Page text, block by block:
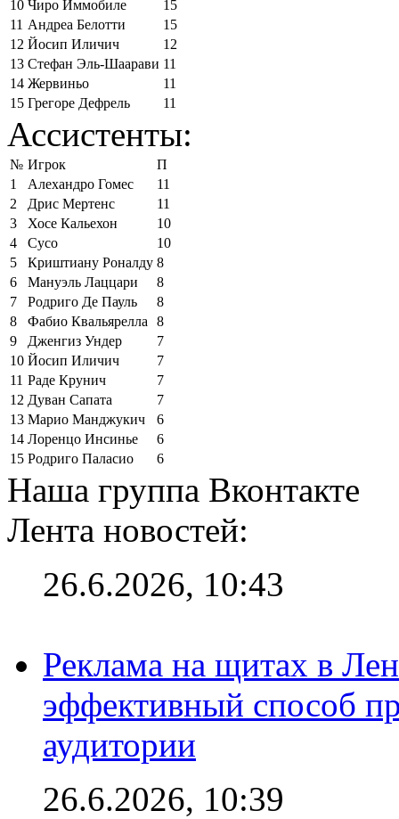
10 Чиро Иммобиле
15
11 Андреа Белотти
15
12 Йосип Иличич
12
13 Стефан Эль-Шаарави 11
14 Жервиньо
11
15 Грегоре Дефрель 11
Ассистенты:
№ Игрок
П
1
Алехандро Гомес
11
2
Дрис Мертенс
11
3
Хосе Кальехон
10
4
Сусо
10
5
Криштиану Роналду 8
6
Мануэль Лаццари
8
7
Родриго Де Пауль
8
8
Фабио Квальярелла
8
9
Дженгиз Ундер
7
10 Йосип Иличич
7
11 Раде Крунич
7
12 Дуван Сапата
7
13 Марио Манджукич
6
14 Лоренцо Инсинье
6
15 Родриго Паласио 6
Наша группа Вконтакте
Лента новостей:
26.6.2026, 10:43
Реклама на щитах в
эффективный способ
аудитории
26.6.2026, 10:39